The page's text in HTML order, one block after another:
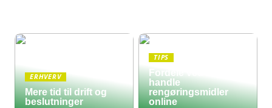
ERHVERV
Mere tid til drift og
beslutninger
TIPS
Fordele ved at
handle
rengøringsmidler
online